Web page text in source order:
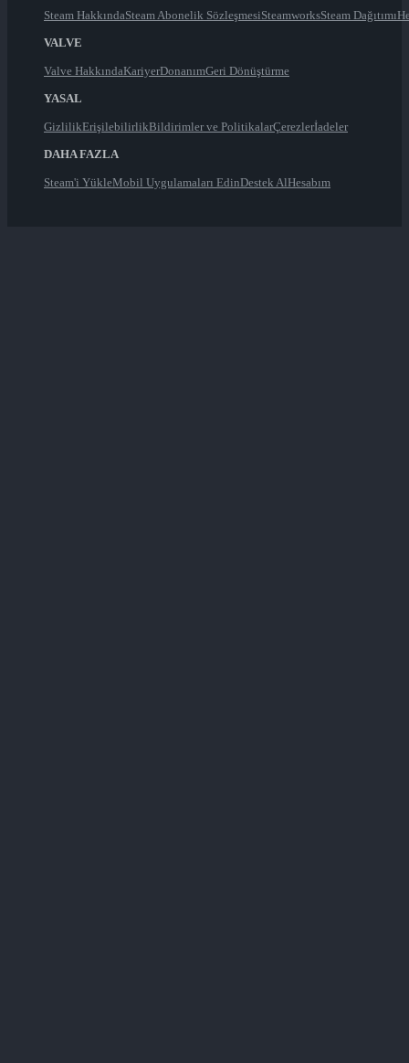
Steam HakkındaSteam Abonelik SözleşmesiSteamworksSteam Dağıtımı
VALVE
Valve HakkındaKariyerDonanımGeri Dönüştürme
YASAL
GizlilikErişilebilirlikBildirimler ve PolitikalarÇerezlerİadeler
DAHA FAZLA
Steam'i YükleMobil Uygulamaları EdinDestek AlHesabım